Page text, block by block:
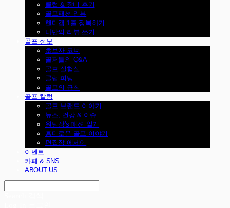
클럽 & 장비 후기
골프패션 리뷰
핸디캡 1홀 정복하기
나만의 리뷰 쓰기
골프 정보
초보자 코너
골퍼들의 Q&A
골프 실험실
클럽 피팅
골프의 규칙
골프 칼럼
골프 브랜드 이야기
뉴스, 건강 & 이슈
원팀장's 패션 일기
흥미로운 골프 이야기
편집장 에세이
이벤트
카페 & SNS
ABOUT US